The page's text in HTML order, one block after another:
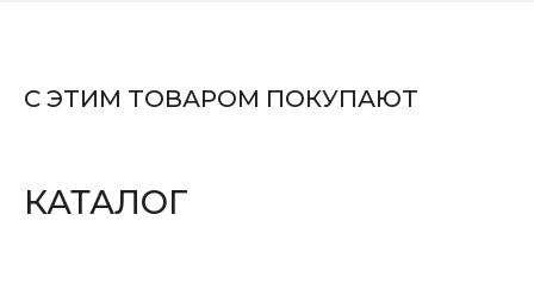
С ЭТИМ ТОВАРОМ ПОКУПАЮТ
КАТАЛОГ